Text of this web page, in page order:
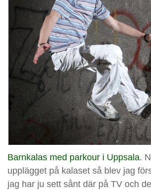
Barnkalas med parkour i Uppsala.
upplägget på kalaset så blev jag
jag har ju sett sånt där på TV och